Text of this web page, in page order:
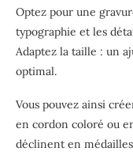
Optez pour une
typographie et les
Adaptez la taille : un
optimal.
Vous pouvez ainsi
en cordon coloré ou
déclinent en